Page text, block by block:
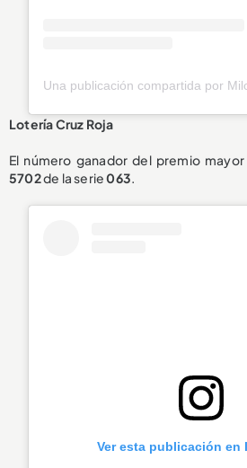
Lotería Cruz Roja
El número ganador del premio
5702de la serie063.
Ver esta publicación en